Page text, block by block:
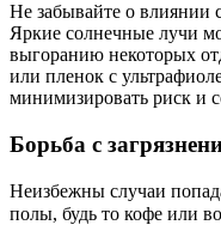
Не забывайте о влиянии
Яркие солнечные лучи
выгоранию некоторых
или пленок с
минимизировать риск и
Борьба с
Неизбежны случаи
полы, будь то кофе или